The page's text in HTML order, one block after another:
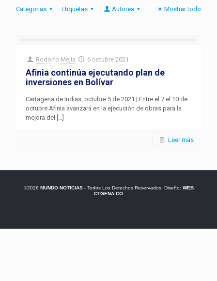
Categorias Etiquetas Autores Mostrar todo
Rodolfo Mejia 6 octubre 2021
Afinia continúa ejecutando plan de
inversiones en Bolívar
Cartagena de Indias, octubre 5 de 2021 | Entre el 7 el 10 de
octubre Afinia avanzará en la ejecución de obras para la
mejora del
[…]
Leer más
©2026 MUNDO NOTICIAS- Todos Los Derechos Reservados. Diseño: WEB
CTGENA.CO